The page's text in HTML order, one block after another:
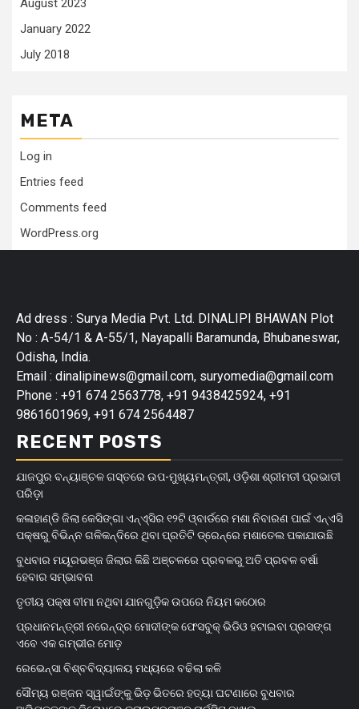
August 2023
January 2022
July 2018
META
Log in
Entries feed
Comments feed
WordPress.org
Ad dress : Surya Media Pvt. Ltd. DINALIPI BHAWAN Plot
No : A-54/1 & A-55/1, Nayapalli Baramunda, Bhubaneswar,
Odisha, India.
Email : dinalipinews@gmail.com, suryomedia@gmail.com
Phone : +91 674 2563778, +91 9438425924, +91
9861601969, +91 674 2564487
RECENT POSTS
ଯାଜପୁର ବନ୍ୟାଞ୍ଚଳ ଗସ୍ତରେ ଉପ-ମୁଖ୍ୟମନ୍ତ୍ରୀ, ଓଡ଼ିଶା ଶ୍ରୀମତୀ ପ୍ରଭାତୀ
ପରିଡ଼ା
କଳାହାଣ୍ଡି ଜିଲା କେସିଙ୍ଗା ଏନ୍‌ଏ୍‌ସିର ୧୨ଟି ଓ୍ବାର୍ଡରେ ମଶା ନିବାରଣ ପାଇଁ ଏନ୍‌ଏସି
ପକ୍ଷରୁ ବିଭିନ୍ନ ଗଳିକନ୍ଦିରେ ଥିବା ପ୍ରତିଟି ଡ୍ରେନ୍‌ରେ ମଶାତେଲ ପକାଯାଉଛି
ବୁଧବାର ମୟୂରଭଞ୍ଜ ଜିଲାର କିଛି ଅଞ୍ଚଳରେ ପ୍ରବଳରୁ ଅତି ପ୍ରବଳ ବର୍ଷା
ହେବାର ସମ୍ଭାବନା
ତୃତୀୟ ପକ୍ଷ ବୀମା ନଥିବା ଯାନଗୁଡ଼ିକ ଉପରେ ନିୟମ କଠୋର
ପ୍ରଧାନମନ୍ତ୍ରୀ ନରେନ୍ଦ୍ର ମୋଦୀଙ୍କ ଫେସବୁକ୍ ଭିଡିଓ ହଟାଇବା ପ୍ରସଙ୍ଗ
ଏବେ ଏକ ଗମ୍ଭୀର ମୋଡ଼
ରେଭେନ୍ସା ବିଶ୍ବବିଦ୍ୟାଳୟ ମଧ୍ୟରେ ବଢିଲା କଳି
ସୌମ୍ୟ ରଞ୍ଜନ ସ୍ୱାଇଁଙ୍କୁ ଭିଡ଼ ଭିତରେ ହତ୍ୟା ଘଟଣାରେ ବୁଧବାର